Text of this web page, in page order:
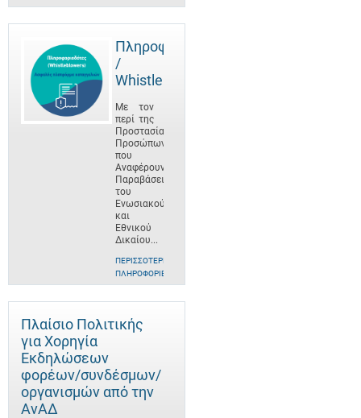
Πληροφοριοδότες
/
Whistleblowers
Με τον
περί της
Προστασίας
Προσώπων
που
Αναφέρουν
Παραβάσεις
του
Ενωσιακού
και
Εθνικού
Δικαίου...
ΠΕΡΙΣΣΌΤΕΡΕΣ
ΠΛΗΡΟΦΟΡΊΕΣ
Πλαίσιο Πολιτικής
για Χορηγία
Εκδηλώσεων
φορέων/συνδέσμων/
οργανισμών από την
ΑνΑΔ